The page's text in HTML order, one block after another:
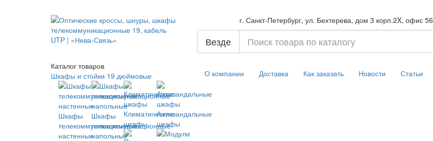
г. Санкт-Петербург, ул. Бехтерева, дом 3 корп.2X, офис 56
Везде
Каталог товаров
Шкафы и стойки 19 дюймовые
Шкафы
телекоммуникационные
настенные
Шкафы
телекоммуникационные
напольные
Климатические
шкафы
Антивандальные
шкафы
О компании Доставка Как заказать Новости Статьи